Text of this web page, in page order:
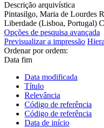
Descrição arquivística
Pintasilgo, Maria de Lourdes
Liberdade (Lisboa, Portugal)
Opções de pesquisa avançada
Previsualizar a impressão
Ordenar por ordem:
Data fim
Data modificada
Título
Relevância
Código de referência
Código de referência
Data de início